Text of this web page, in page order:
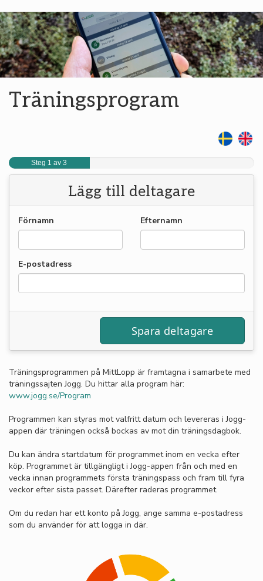
Träningsprogram
Steg 1 av 3
Lägg till deltagare
Förnamn Efternamn
E-postadress
Träningsprogrammen på MittLopp är framtagna i samarbete med
träningssajten Jogg. Du hittar alla program här:
www.jogg.se/Program
Programmen kan styras mot valfritt datum och levereras i Jogg-
appen där träningen också bockas av mot din träningsdagbok.
Du kan ändra startdatum för programmet inom en vecka efter
köp. Programmet är tillgängligt i Jogg-appen från och med en
vecka innan programmets första träningspass och fram till fyra
veckor efter sista passet. Därefter raderas programmet.
Om du redan har ett konto på Jogg, ange samma e-postadress
som du använder för att logga in där.